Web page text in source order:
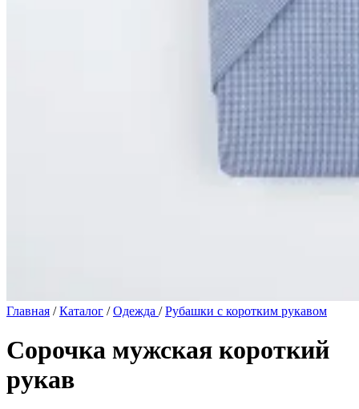
Главная / Каталог / Одежда / Рубашки с коротким рукавом
Сорочка мужская короткий
рукав